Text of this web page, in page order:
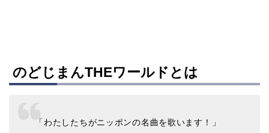
のどじまんTHEワールドとは
「わたしたちがニッポンの名曲を歌います！」